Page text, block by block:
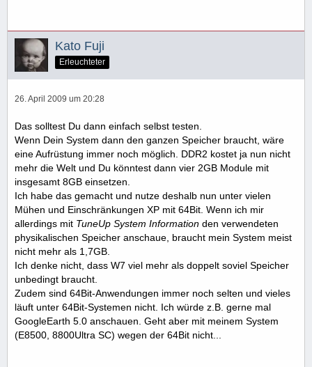
Kato Fuji
Erleuchteter
26. April 2009 um 20:28
Das solltest Du dann einfach selbst testen.
Wenn Dein System dann den ganzen Speicher braucht, wäre
eine Aufrüstung immer noch möglich. DDR2 kostet ja nun nicht
mehr die Welt und Du könntest dann vier 2GB Module mit
insgesamt 8GB einsetzen.
Ich habe das gemacht und nutze deshalb nun unter vielen
Mühen und Einschränkungen XP mit 64Bit. Wenn ich mir
allerdings mit TuneUp System Information den verwendeten
physikalischen Speicher anschaue, braucht mein System meist
nicht mehr als 1,7GB.
Ich denke nicht, dass W7 viel mehr als doppelt soviel Speicher
unbedingt braucht.
Zudem sind 64Bit-Anwendungen immer noch selten und vieles
läuft unter 64Bit-Systemen nicht. Ich würde z.B. gerne mal
GoogleEarth 5.0 anschauen. Geht aber mit meinem System
(E8500, 8800Ultra SC) wegen der 64Bit nicht...